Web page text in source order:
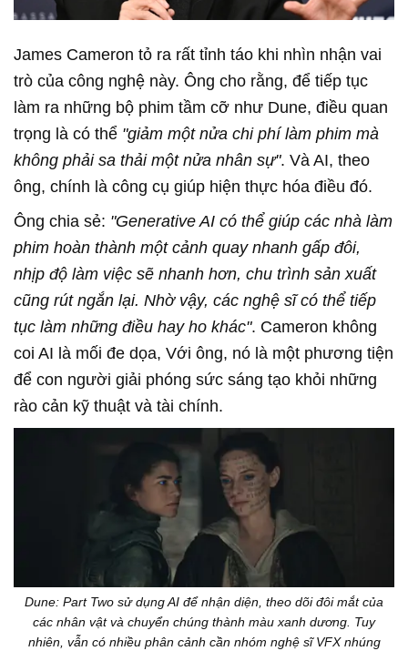
James Cameron tỏ ra rất tỉnh táo khi nhìn nhận vai
trò của công nghệ này. Ông cho rằng, để tiếp tục
làm ra những bộ phim tầm cỡ như Dune, điều quan
trọng là có thể "giảm một nửa chi phí làm phim mà
không phải sa thải một nửa nhân sự". Và AI, theo
ông, chính là công cụ giúp hiện thực hóa điều đó.
Ông chia sẻ: "Generative AI có thể giúp các nhà làm
phim hoàn thành một cảnh quay nhanh gấp đôi,
nhịp độ làm việc sẽ nhanh hơn, chu trình sản xuất
cũng rút ngắn lại. Nhờ vậy, các nghệ sĩ có thể tiếp
tục làm những điều hay ho khác". Cameron không
coi AI là mối đe dọa, Với ông, nó là một phương tiện
để con người giải phóng sức sáng tạo khỏi những
rào cản kỹ thuật và tài chính.
Dune: Part Two sử dụng AI để nhận diện, theo dõi đôi mắt của
các nhân vật và chuyển chúng thành màu xanh dương. Tuy
nhiên, vẫn có nhiều phân cảnh cần nhóm nghệ sĩ VFX nhúng